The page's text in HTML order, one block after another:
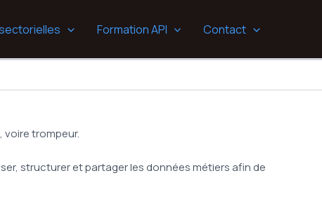
Formation API Contact
voire trompeur.
structurer et partager les données métiers afin de